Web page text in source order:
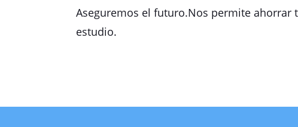
Aseguremos el futuro.Nos permite ahorrar
estudio.